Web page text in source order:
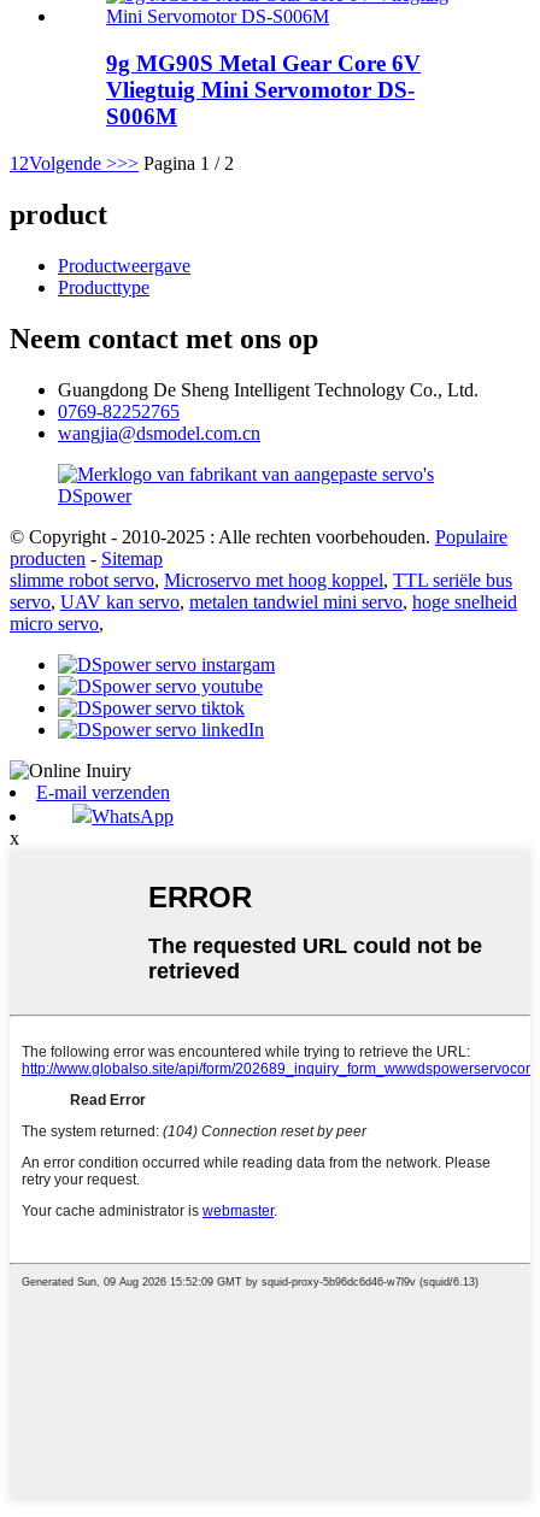
9g MG90S Metal Gear Core 6V
Vliegtuig Mini Servomotor DS-
S006M
1 2Volgende >>> Pagina 1 / 2
product
Productweergave
Producttype
Neem contact met ons op
Guangdong De Sheng Intelligent Technology Co., Ltd.
0769-82252765
wangjia@dsmodel.com.cn
© Copyright - 2010-2025 : Alle rechten voorbehouden. Populaire
producten - Sitemap
slimme robot servo, Microservo met hoog koppel, TTL seriële bus
servo, UAV kan servo, metalen tandwiel mini servo, hoge snelheid
micro servo,
E-mail verzenden
WhatsApp
x